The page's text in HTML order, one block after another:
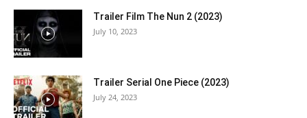
Trailer Film The Nun 2 (2023)
July 10, 2023
Trailer Serial One Piece (2023)
July 24, 2023